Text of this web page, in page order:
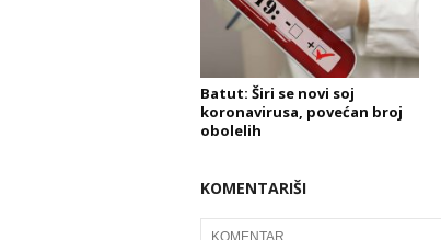
Batut: Širi se novi soj
koronavirusa, povećan broj
obolelih
KOMENTARIŠI